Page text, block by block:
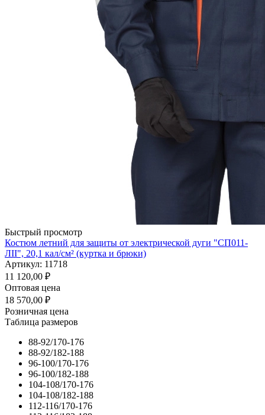
Быстрый просмотр
Костюм летний для защиты от электрической дуги "СП011-
ЛII", 20,1 кал/см² (куртка и брюки)
Артикул: 11718
11 120,00 ₽
Оптовая цена
18 570,00 ₽
Розничная цена
Таблица размеров
88-92/170-176
88-92/182-188
96-100/170-176
96-100/182-188
104-108/170-176
104-108/182-188
112-116/170-176